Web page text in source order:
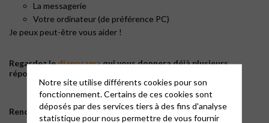
La messagerie
Votre ordinateur (de préférence PC)
Je peux peut-être vous aider !
Regardez lediaporamaqui vous donnera déjà plusieurs
réponses
Rencontre gratuite sur inscription :ici .
Notre site utilise différents cookies pour son
fonctionnement. Certains de ces cookies sont
déposés par des services tiers à des fins d'analyse
statistique pour nous permettre de vous fournir